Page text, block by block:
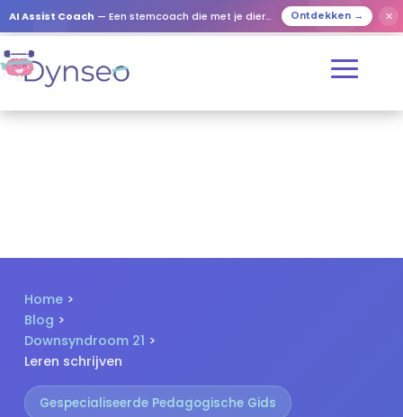
AI Assist Coach — Een stemcoach die met je dierbaren speelt Ontdekken → ✕
Home >
Blog >
Downsyndroom 21 >
Leren schrijven
Gespecialiseerde Pedagogische Gids